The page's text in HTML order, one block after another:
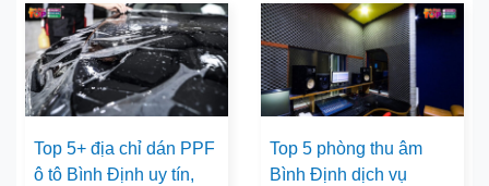
Top 5+ địa chỉ dán PPF
ô tô Bình Định uy tín,
Top 5 phòng thu âm
Bình Định dịch vụ